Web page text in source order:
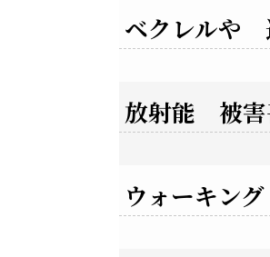
ベクレルや
放射能 被
ウォーキン